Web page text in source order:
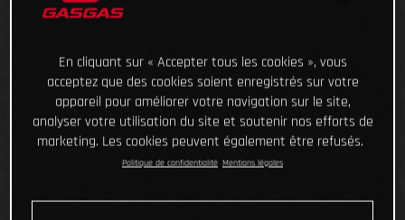
En cliquant sur « Accepter tous les cookies », vous
acceptez que des cookies soient enregistrés sur votre
appareil pour améliorer votre navigation sur le site,
analyser votre utilisation du site et soutenir nos efforts de
marketing. Les cookies peuvent également être refusés.
Politique de confidentialité Mentions légales